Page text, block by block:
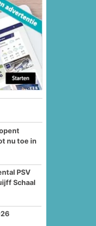
nu toe in
PSV
Schaal